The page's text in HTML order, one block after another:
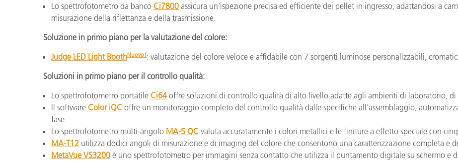
Lo spettrofotometro da banco Ci7800 assicura un'ispezione precisa ed efficiente dei pellet in ingresso, adattandosi a
misurazione della riflettanza e della trasmissione.
Soluzione in primo piano per la valutazione del colore:
Judge LED Light BoothNuovo!: valutazione del colore veloce e affidabile con 7 sorgenti luminose personalizzabili,
Soluzioni in primo piano per il controllo qualità:
Lo spettrofotometro portatile Ci64offre soluzioni di controllo qualità di alto livello adatte agli ambienti di laboratorio, di
Il software Color iQC offre un monitoraggio completo del controllo qualità dalle specifiche all'assemblaggio,
fase.
Lo spettrofotometro multi-angolo MA-5 QC valuta accuratamente i colori metallici e le finiture a effetto speciale con
MA-T12 utilizza dodici angoli di misurazione e di imaging del colore che consentono una caratterizzazione completa e
MetaVue VS3200 è uno spettrofotometro per immagini senza contatto che utilizza il puntamento digitale su schermo e